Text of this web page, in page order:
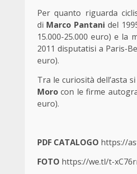
Per quanto riguarda
di Marco Pantani del
15.000-25.000 euro) e la
2011 disputatisi a Paris-
euro).
Tra le curiosità dell’asta
Moro con le firme
euro).
PDF CATALOGO https://
FOTO https://we.tl/t-